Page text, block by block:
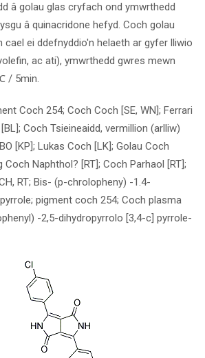
â golau glas cryfach ond ymwrthedd
â quinacridone hefyd. Coch golau
cael ei ddefnyddio'n helaeth ar gyfer lliwio
ac ati), ymwrthedd gwres mewn
/ 5min.
Coch 254; Coch Coch [SE, WN]; Ferrari
Coch Tsieineaidd, vermillion (arlliw)
[KP]; Lukas Coch [LK]; Golau Coch
Coch Naphthol? [RT]; Coch Parhaol [RT];
RT; Bis- (p-chrolopheny) -1.4-
pigment coch 254; Coch plasma
-2,5-dihydropyrrolo [3,4-c] pyrrole-